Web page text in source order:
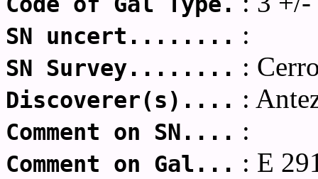
SN uncert........ :
SN Survey........ :
Discoverer(s).... :
Comment on SN.... :
Comment on Gal... : E